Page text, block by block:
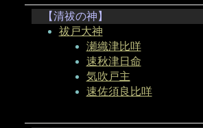
【清祓の神】
祓戸大神
瀬織津比咩
速秋津日命
気吹戸主
速佐須良比咩